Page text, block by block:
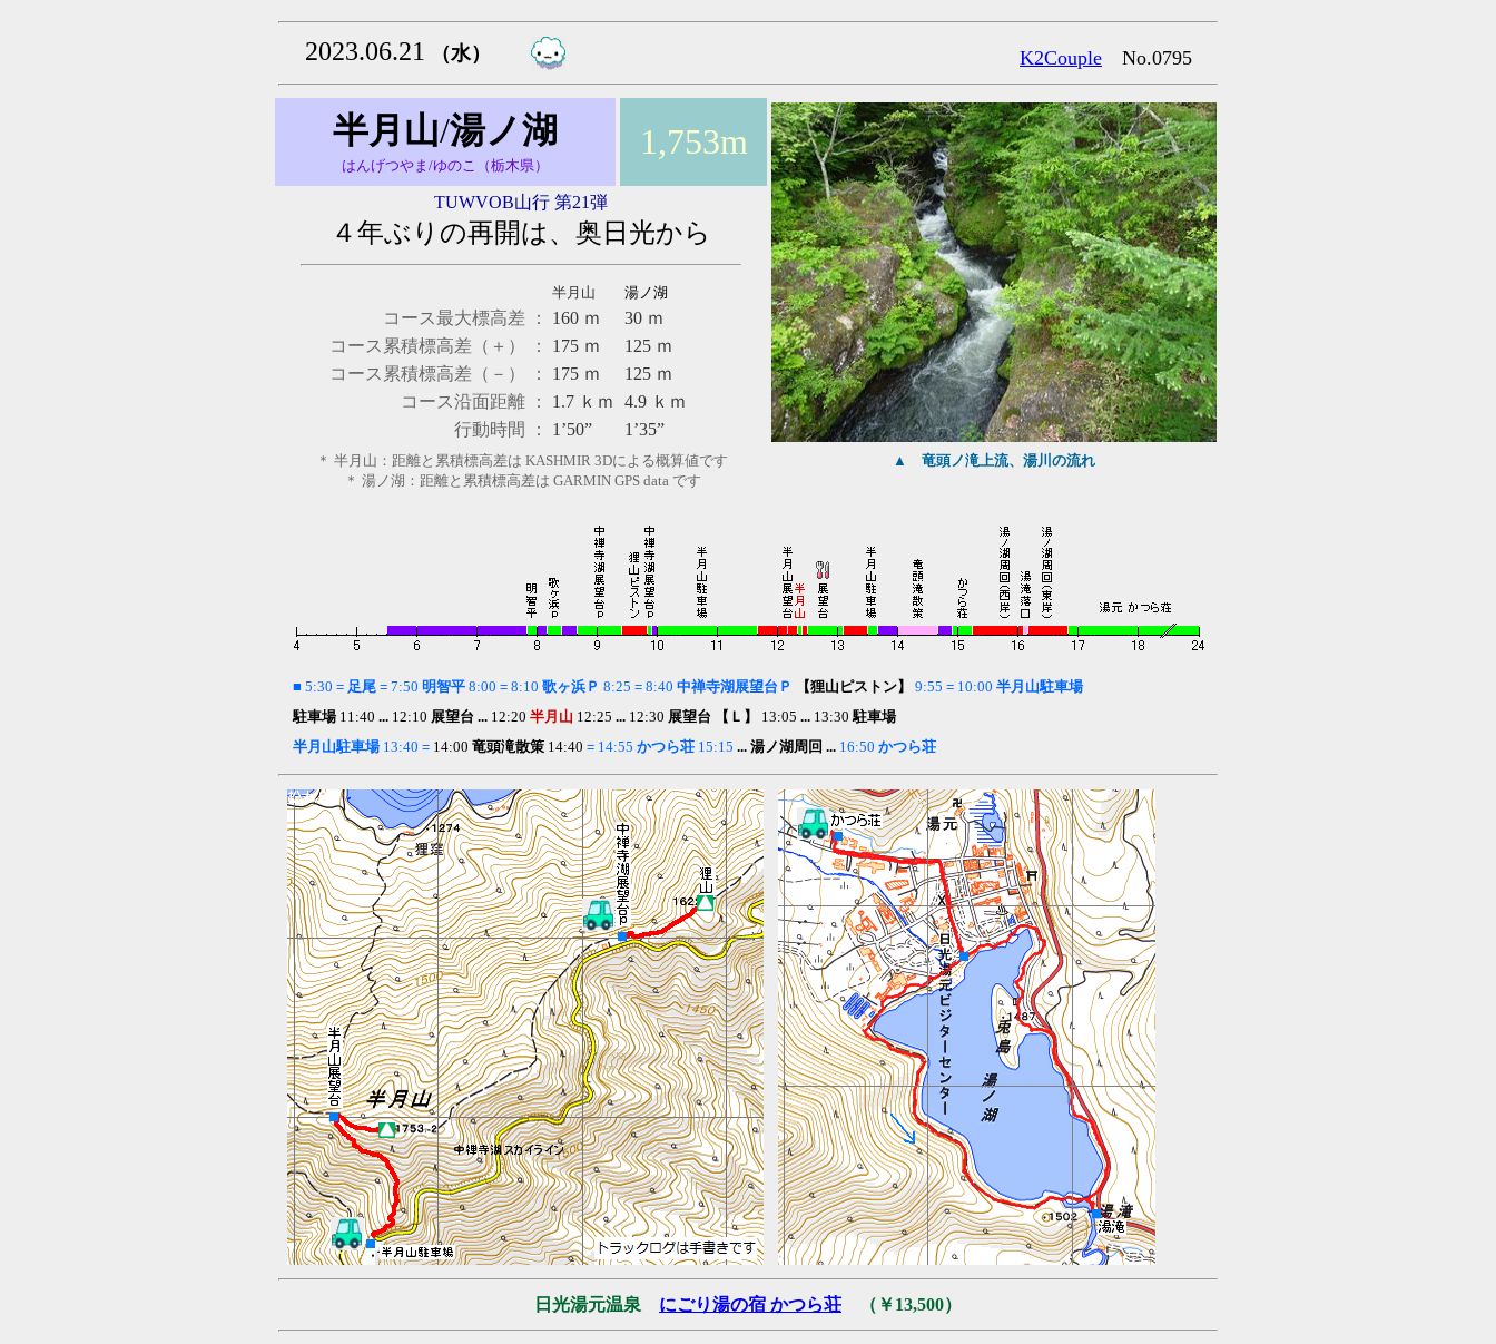
2023.06.21 （水） K2Couple No.0795
半月山/湯ノ湖
はんげつやま/ゆのこ（栃木県）
1,753m
TUWVOB山行 第21弾
４年ぶりの再開は、奥日光から
半月山 湯ノ湖
コース最大標高差 ： 160ｍ 30ｍ
コース累積標高差（＋） ：
175ｍ 125ｍ
コース累積標高差（－） ：
175ｍ 125ｍ
コース沿面距離 ：
1.7 ｋｍ 4.9 ｋｍ
行動時間 ：
1’50” 1’35”
＊ 半月山：距離と累積標高差は KASHMIR 3Dによる概算値です
＊ 湯ノ湖：距離と累積標高差は GARMIN GPS data です
▲ 竜頭ノ滝上流、湯川の流れ
■ 5:30 = 足尾 = 7:50 明智平 8:00 = 8:10 歌ヶ浜Ｐ 8:25 = 8:40 中禅寺湖展望台Ｐ 【狸山ピストン】 9:55 = 10:00 半月山駐車場
駐車場11:40 ... 12:10 展望台 ... 12:20 半月山 12:25 ... 12:30 展望台 【Ｌ】 13:05 ... 13:30駐車場
半月山駐車場13:40 = 14:00 竜頭滝散策 14:40 = 14:55 かつら荘 15:15 ... 湯ノ湖周回 ... 16:50 かつら荘
日光湯元温泉 にごり湯の宿 かつら荘 （￥13,500）